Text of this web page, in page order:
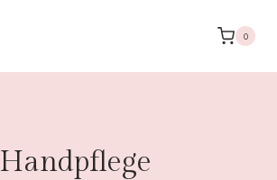
0
Handpflege